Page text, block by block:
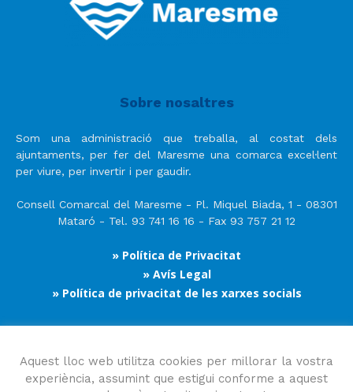
Sobre nosaltres
Som una administració que treballa, al costat dels
ajuntaments, per fer del Maresme una comarca excel·lent
per viure, per invertir i per gaudir.
Consell Comarcal del Maresme - Pl. Miquel Biada, 1 - 08301
Mataró - Tel. 93 741 16 16 - Fax 93 757 21 12
» Política de Privacitat
» Avís Legal
» Política de privacitat de les xarxes socials
Segueix-nos
Aquest lloc web utilitza cookies per millorar la vostra
experiència, assumint que estigui conforme a aquest